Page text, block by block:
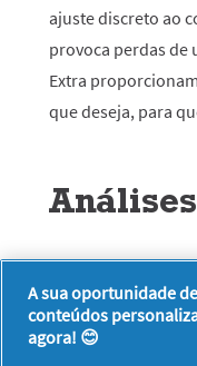
ajuste discreto ao
provoca perdas de
Extra
que deseja, para
Análises
Sem
valor
de
Seja o primeiro
.
A sua oportunidade
conteúdos
agora! 😊